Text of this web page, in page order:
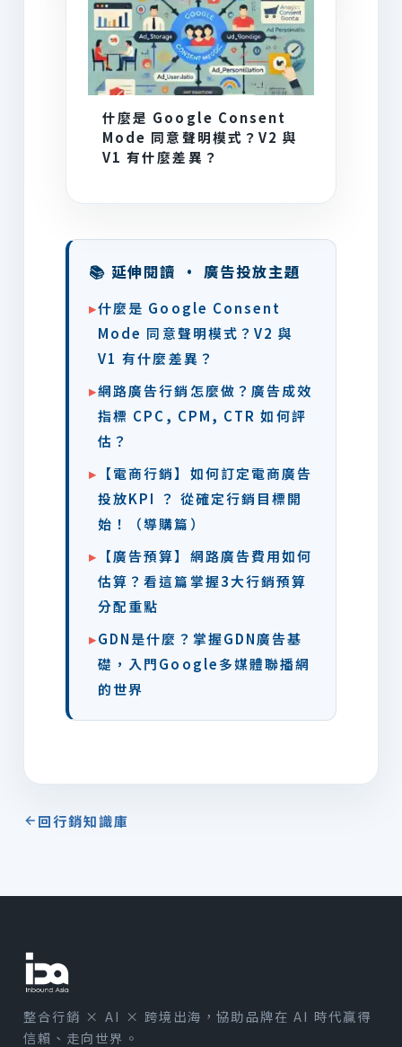
什麼是 Google Consent
Mode 同意聲明模式？V2 與
V1 有什麼差異？
📚 延伸閱讀 · 廣告投放主題
▸什麼是 Google Consent
Mode 同意聲明模式？V2 與
V1 有什麼差異？
▸網路廣告行銷怎麼做？廣告成效
指標 CPC, CPM, CTR 如何評
估？
▸ 【電商行銷】如何訂定電商廣告
投放KPI ？ 從確定行銷目標開
始！（導購篇）
▸ 【廣告預算】網路廣告費用如何
估算？看這篇掌握3大行銷預算
分配重點
▸GDN是什麼？掌握GDN廣告基
礎，入門Google多媒體聯播網
的世界
回行銷知識庫
整合行銷 × AI × 跨境出海，協助品牌在 AI 時代贏得
信賴、走向世界。